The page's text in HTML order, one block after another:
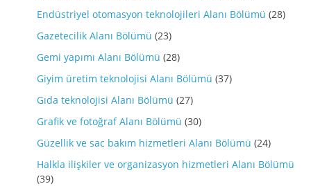
Endüstriyel otomasyon teknolojileri Alanı Bölümü (28)
Gazetecilik Alanı Bölümü (23)
Gemi yapımı Alanı Bölümü (28)
Giyim üretim teknolojisi Alanı Bölümü (37)
Gıda teknolojisi Alanı Bölümü (27)
Grafik ve fotoğraf Alanı Bölümü (30)
Güzellik ve sac bakım hizmetleri Alanı Bölümü (24)
Halkla ilişkiler ve organizasyon hizmetleri Alanı Bölümü
(39)